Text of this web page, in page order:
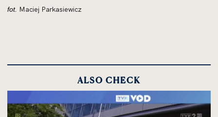
fot. Maciej Parkasiewicz
ALSO CHECK